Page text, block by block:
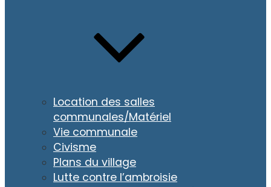
Location des salles
communales/Matériel
Vie communale
Civisme
Plans du village
Lutte contre l’ambroisie